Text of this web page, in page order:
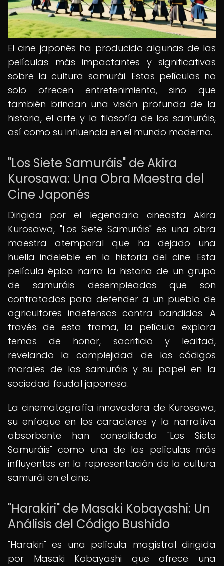
El cine japonés ha producido algunas de las
películas más impactantes y significativas
sobre la cultura samurái. Estas películas no
solo ofrecen entretenimiento, sino que
también brindan una visión profunda de la
historia, el arte y la filosofía de los samuráis,
así como su influencia en el mundo moderno.
"Los Siete Samuráis" de Akira
Kurosawa: Una Obra Maestra del
Cine Japonés
Dirigida por el legendario cineasta Akira
Kurosawa, "Los Siete Samuráis" es una obra
maestra atemporal que ha dejado una
huella indeleble en la historia del cine. Esta
película épica narra la historia de un grupo
de samuráis desempleados que son
contratados para defender a un pueblo de
agricultores indefensos contra bandidos. A
través de esta trama, la película explora
temas de honor, sacrificio y lealtad,
revelando la complejidad de los códigos
morales de los samuráis y su papel en la
sociedad feudal japonesa.
La cinematografía innovadora de Kurosawa,
su enfoque en los caracteres y la narrativa
absorbente han consolidado "Los Siete
Samuráis" como una de las películas más
influyentes en la representación de la cultura
samurái en el cine.
"Harakiri" de Masaki Kobayashi: Un
Análisis del Código Bushido
"Harakiri" es una película magistral dirigida
por Masaki Kobayashi que ofrece una